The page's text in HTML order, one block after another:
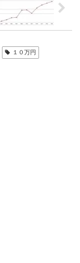
１０万円